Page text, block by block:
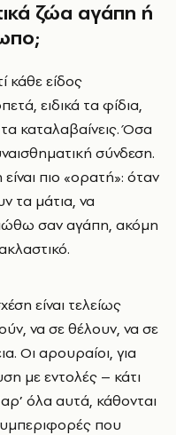
ζώα αγάπη ή
ειδικά τα φίδια,
τα καταλαβαίνεις. Όσα
σύνδεση.
πιο «ορατή»: όταν
τα μάτια, να
σαν αγάπη, ακόμη
είναι τελείως
να σε θέλουν, να σε
Οι αρουραίοι, για
με εντολές – κάτι
όλα αυτά, κάθονται
που